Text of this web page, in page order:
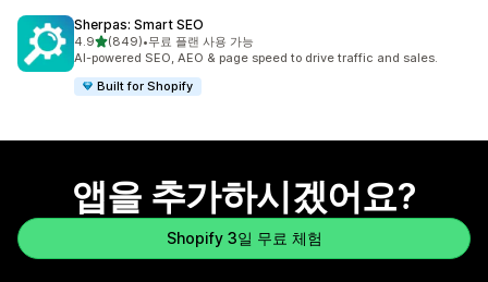
Sherpas: Smart SEO
4.9별 5개 중
(849)
총 리뷰 849개
•무료 플랜 사용 가능
AI-powered SEO, AEO & page speed to drive traffic and sales.
Built for Shopify
앱을 추가하시겠어요?
Shopify 3일 무료 체험